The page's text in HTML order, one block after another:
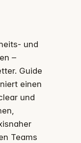
und
–
Guide
einen
und
Teams